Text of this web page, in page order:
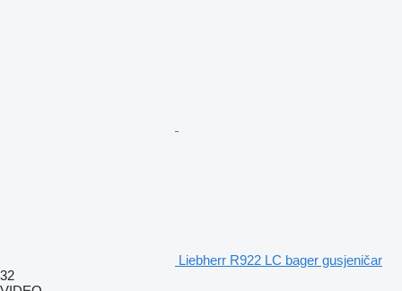
Liebherr R922 LC bager gusjeničar
32